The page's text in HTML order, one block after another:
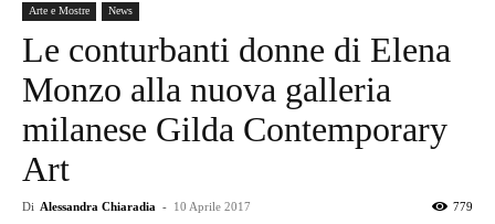
Arte e Mostre News
Le conturbanti donne di Elena
Monzo alla nuova galleria
milanese Gilda Contemporary
Art
Di Alessandra Chiaradia - 10 Aprile 2017 779